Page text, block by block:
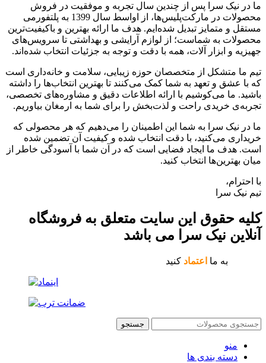
ما در نیک سرا پس از چندین سال تجربه و موفقیت در فروش
محصولات در مارکت‌پلیس‌ها، از اواسط سال 1399 به پلتفورمی
مستقل و متمایز تبدیل شده‌ایم. هدف ما ارائه بهترین و باکیفیت‌ترین
محصولات به شماست؛ از لوازم آرایشی و بهداشتی تا سرویس‌های
جهیزیه و ابزار آلات، همه با دقت و توجه به جزئیات انتخاب شده‌اند.
تیم ما متشکل از متخصصان حوزه زیبایی، سلامت و خانه‌داری است
که با عشق و تعهد به شما کمک می‌کنند تا بهترین انتخاب‌ها را داشته
باشید. ما می‌کوشیم با ارائه اطلاعات دقیق و مشاوره‌های تخصصی،
تجربه‌ی خریدی راحت و لذت‌بخش را برای شما به ارمغان بیاوریم.
ما در نیک سرا به شما این اطمینان را می‌دهیم که هر محصولی که
خریداری می‌کنید، با دقت انتخاب شده و کیفیت آن تضمین شده
است. هدف ما ایجاد فضایی است که در آن شما با آسودگی خاطر از
میان بهترین‌ها انتخاب کنید.
با احترام،
تیم نیک سرا
کلیه حقوق این سایت متعلق به فروشگاه
آنلاین نیک سرا می باشد
به ما اعتماد کنید
جستجو
منو
دسته بندی ها